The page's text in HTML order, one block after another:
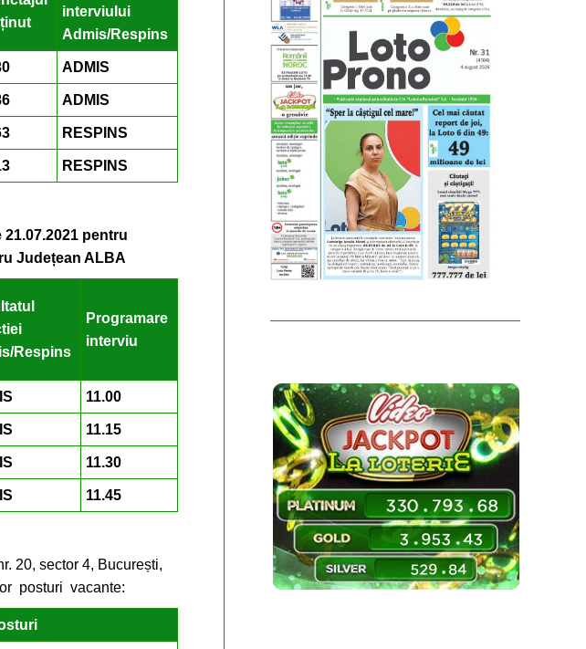
interviului
Admis/Respins
ADMIS
ADMIS
RESPINS
RESPINS
pentru
Județean ALBA
Respins
Programare
interviu
11.00
11.15
11.30
11.45
20, sector 4, București,
posturi vacante: